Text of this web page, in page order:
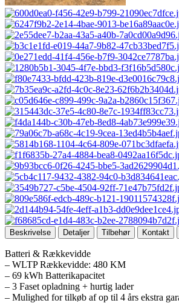
Beskrivelse Detaljer Tilbehør Kontakt
Batteri & Rækkevidde
– WLTP Rækkevidde: 480 KM
– 69 kWh Batterikapacitet
– 3 Faset opladning + hurtig lader
– Mulighed for tilkøb af op til 4 års ekstra